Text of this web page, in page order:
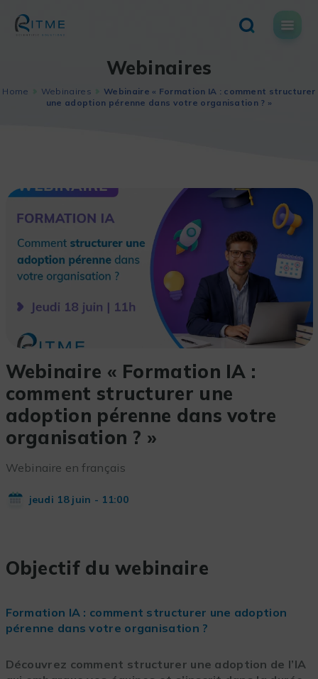
content
Webinaires
Home Webinaires
Webinaire « Formation IA : comment structurer
une adoption pérenne dans votre organisation ? »
Webinaire « Formation IA :
comment structurer une
adoption pérenne dans votre
organisation ? »
Webinaire en français
jeudi 18 juin - 11:00
Objectif du webinaire
Formation IA : comment structurer une adoption
pérenne dans votre organisation ?
Découvrez comment structurer une adoption de l’IA